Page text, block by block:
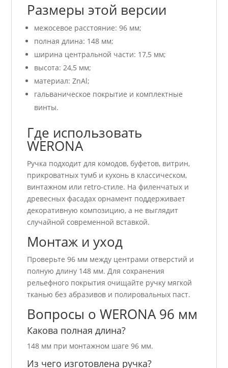
Размеры этой версии
межосевое расстояние: 96 мм;
полная длина: 148 мм;
ширина центральной части: 17,5 мм;
высота: 24,5 мм;
материал: ZnAl;
гальваническое покрытие и комплектные
винты.
Где использовать
WERONA
Ручка подходит для комодов, буфетов, витрин,
прикроватных тумб и кухонь в классическом,
винтажном или retro-стиле. На филенчатых и
древесных фасадах орнамент поддерживает
декоративную композицию, а не выглядит
случайной современной вставкой.
Монтаж и уход
Проверьте 96 мм между центрами отверстий и
полную длину 148 мм. Для сохранения
рельефного покрытия очищайте ручку мягкой
тканью без абразивов и полировальных паст.
Вопросы о WERONA 96 мм
Какова полная длина?
148 мм при монтажном шаге 96 мм.
Из чего изготовлена ручка?